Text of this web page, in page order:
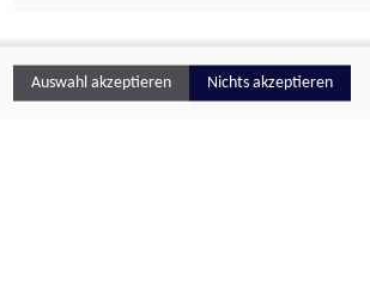
Auswahl akzeptieren Nichts akzeptieren